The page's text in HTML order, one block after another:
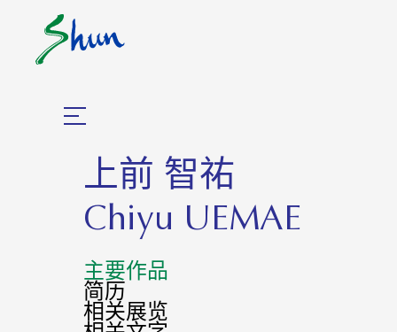
上前 智祐
Chiyu UEMAE
主要作品
简历
相关展览